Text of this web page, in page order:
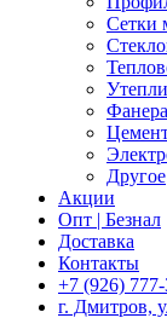
Сетки
Другое
Акции
Опт | Безнал
Доставка
Контакты
+7 (926) 777-
г. Дмитров,